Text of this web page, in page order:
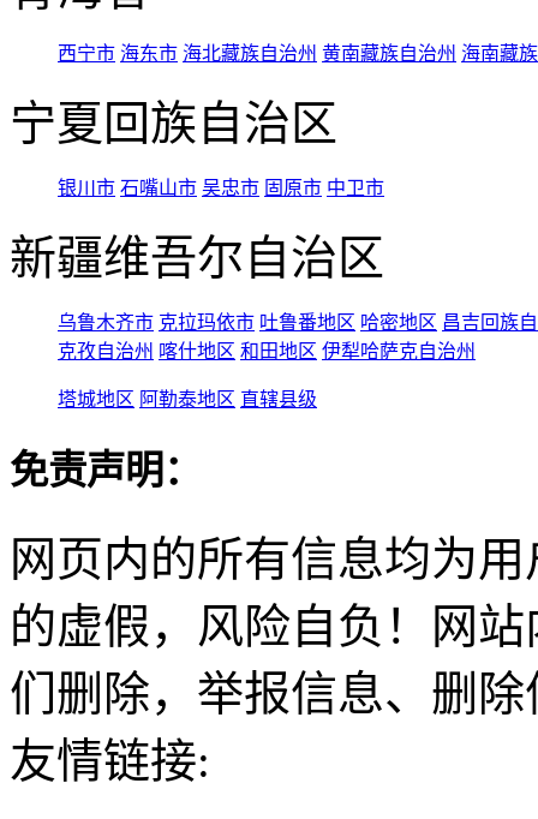
西宁市 海东市 海北藏族自治州 黄南藏族自治州 海南藏
宁夏回族自治区
银川市 石嘴山市 吴忠市 固原市 中卫市
新疆维吾尔自治区
乌鲁木齐市 克拉玛依市 吐鲁番地区 哈密地区 昌吉回族
克孜自治州 喀什地区 和田地区 伊犁哈萨克自治州
塔城地区 阿勒泰地区 直辖县级
免责声明：
网页内的所有信息均为
的虚假，风险自负！网
们删除，举报信息、删
友情链接: